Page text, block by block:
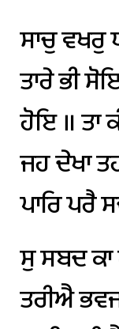
ਸਾਚੁਵਖਰੁ
ਤਾਰੇਭੀ
ਹੋਇ॥ਤਾ
ਜਹਦੇਖਾ
ਪਾਰਿਪਰੈ
ਸੁਸਬਦਕਾ
ਤਰੀਐ